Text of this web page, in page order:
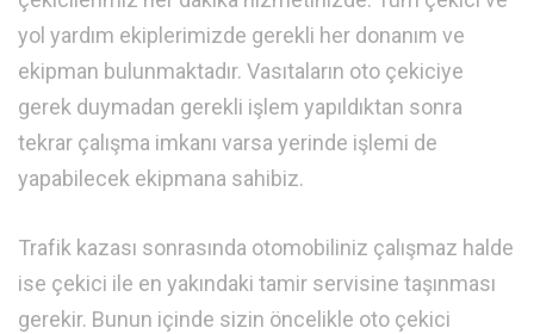
yol yardım ekiplerimizde gerekli her donanım ve
ekipman bulunmaktadır. Vasıtaların oto çekiciye
gerek duymadan gerekli işlem yapıldıktan sonra
tekrar çalışma imkanı varsa yerinde işlemi de
yapabilecek ekipmana sahibiz.
Trafik kazası sonrasında otomobiliniz çalışmaz halde
ise çekici ile en yakındaki tamir servisine taşınması
gerekir. Bunun içinde sizin öncelikle oto çekici